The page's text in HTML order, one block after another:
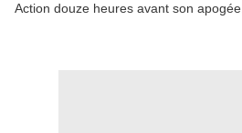
Action douze heures avant son apogée.